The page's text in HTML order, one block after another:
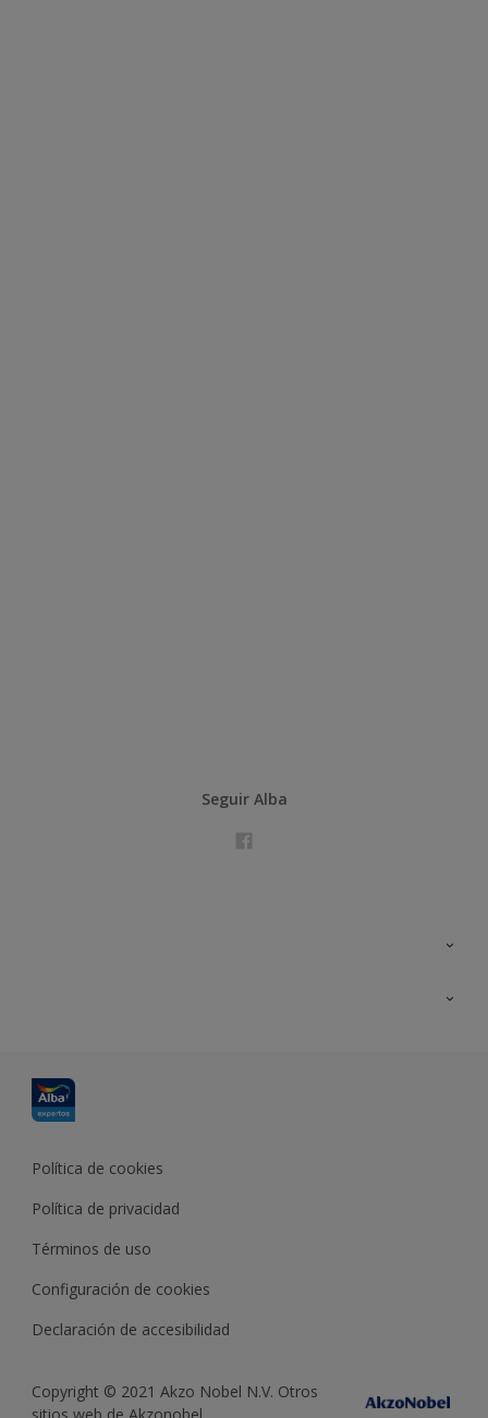
Seguir Alba
Política de cookies
Política de privacidad
Términos de uso
Configuración de cookies
Declaración de accesibilidad
Copyright © 2021 Akzo Nobel N.V. Otros
sitios web de Akzonobel